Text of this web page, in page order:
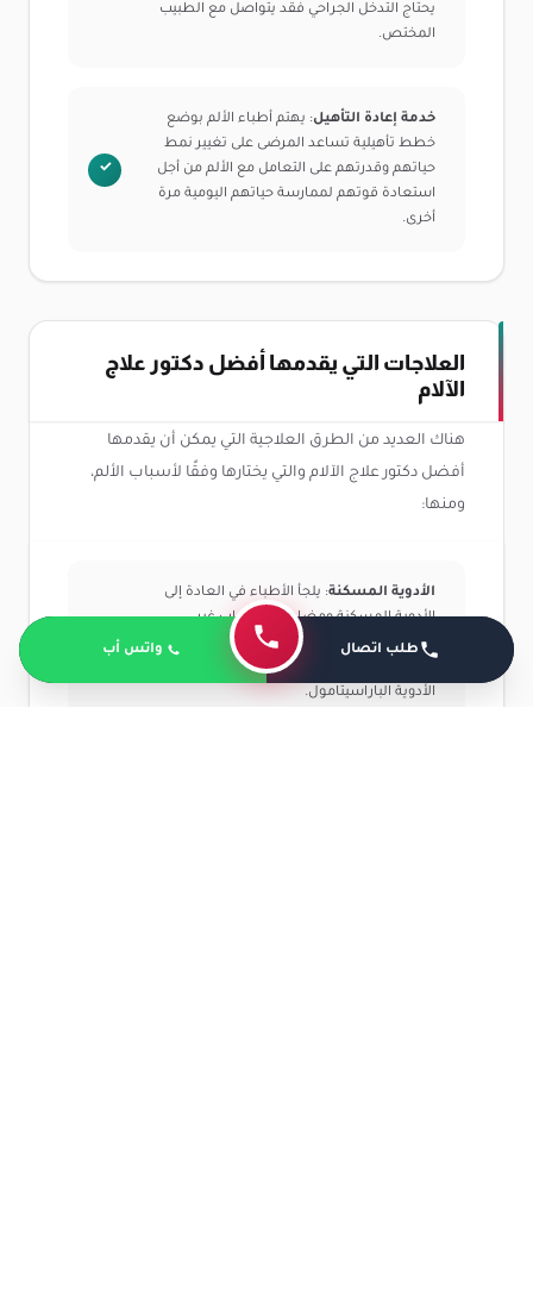
يحتاج التدخل الجراحي فقد يتواصل مع الطبيب
المختص.
خدمة إعادة التأهيل: يهتم أطباء الألم بوضع
خطط تأهيلية تساعد المرضى على تغيير نمط
حياتهم وقدرتهم على التعامل مع الألم من أجل
استعادة قوتهم لممارسة حياتهم اليومية مرة
أخرى.
العلاجات التي يقدمها أفضل دكتور علاج
الآلام
هناك العديد من الطرق العلاجية التي يمكن أن يقدمها
أفضل دكتور علاج الآلام والتي يختارها وفقًا لأسباب الألم،
ومنها:
الأدوية المسكنة: يلجأ الأطباء في العادة إلى
الأدوية المسكنة ومضادات الالتهاب غير
الستيرويدية من أجل تخفيف الألم وتقليله بشكل
تدرجي حتى يختفي بشكل نهائي ومن أهم هذه
الأدوية الباراسيتامول.
طلب اتصال واتس أب